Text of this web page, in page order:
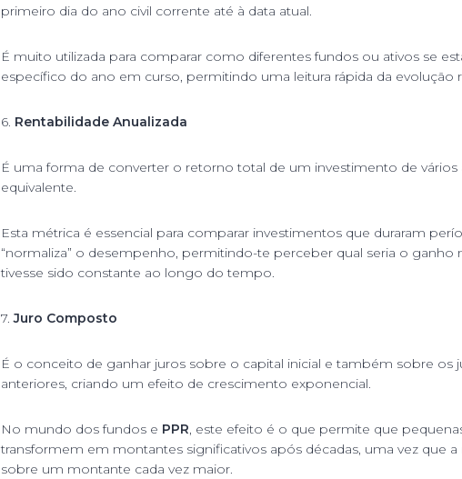
primeiro dia do ano civil corrente até à data atual.
É muito utilizada para comparar como diferentes fundos ou ativos se
específico do ano em curso, permitindo uma leitura rápida da evolução
6. Rentabilidade Anualizada
É uma forma de converter o retorno total de um investimento de vários
equivalente.
Esta métrica é essencial para comparar investimentos que duraram
“normaliza” o desempenho, permitindo-te perceber qual seria o ganho
tivesse sido constante ao longo do tempo.
7.Juro Composto
É o conceito de ganhar juros sobre o capital inicial e também sobre os
anteriores, criando um efeito de crescimento exponencial.
No mundo dos fundos e PPR, este efeito é o que permite que
transformem em montantes significativos após décadas, uma vez que
sobre um montante cada vez maior.